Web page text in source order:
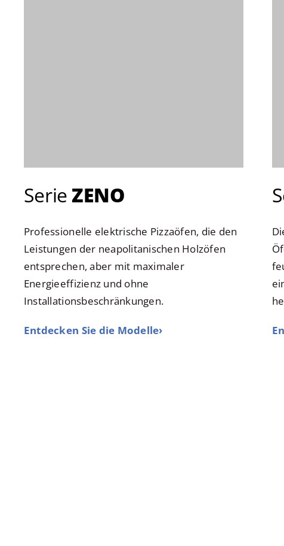
Serie ZENO
Professionelle elektrische Pizzaöfen, die den
Leistungen der neapolitanischen Holzöfen
entsprechen, aber mit maximaler
Energieeffizienz und ohne
Installationsbeschränkungen.
Entdecken Sie die Modelle›